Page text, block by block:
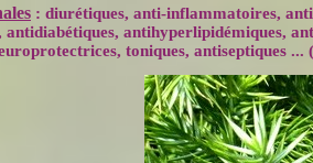
: diurétiques, anti-inflammatoires,
antihyperlipidémiques,
toniques, antiseptiques ...